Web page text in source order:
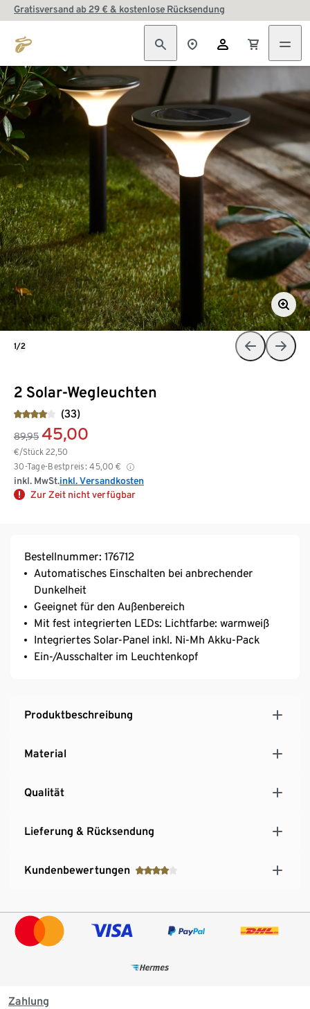
Gratisversand ab 29 € & kostenlose Rücksendung
2 Solar-Wegleuchten
(33)
89,95 45,00
€/Stück 22,50
30-Tage-Bestpreis: 45,00 €
inkl. MwSt.inkl. Versandkosten
Zur Zeit nicht verfügbar
1/2
Bestellnummer: 176712
Automatisches Einschalten bei anbrechender
Dunkelheit
Geeignet für den Außenbereich
Mit fest integrierten LEDs: Lichtfarbe: warmweiß
Integriertes Solar-Panel inkl. Ni-Mh Akku-Pack
Ein-/Ausschalter im Leuchtenkopf
Produktbeschreibung
Material
Qualität
Lieferung & Rücksendung
Kundenbewertungen
Zahlung